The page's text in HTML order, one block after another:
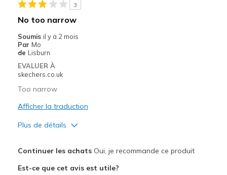
Travel
Width
Sizing
View On Shoes
3
No too narrow
Soumis il y a 2 mois
Par Mo
de Lisburn
EVALUER À
skechers.co.uk
Too narrow
Afficher la traduction
Plus de détails
Continuer les achatsOui, je recommande ce produit
Est-ce que cet avis est utile?